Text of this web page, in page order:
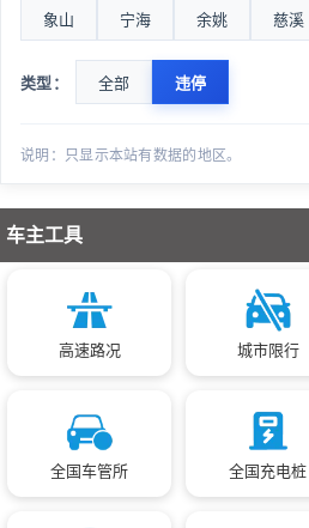
象山 宁海 余姚 慈溪
类型： 全部 违停
说明：只显示本站有数据的地区。
车主工具
高速路况 城市限行
全国车管所 全国充电桩